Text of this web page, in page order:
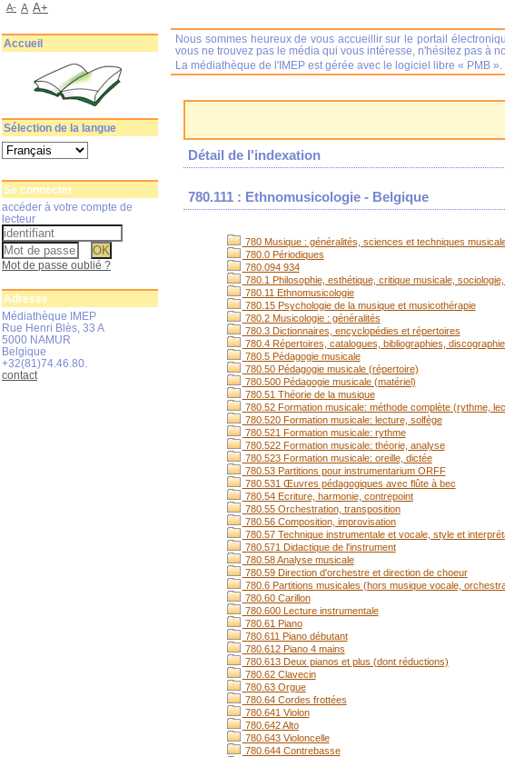
Détail de l'indexation
780.111 : Ethnomusicologie - Belgique
780 Musique : généralités, sciences et techniques
780.0 Périodiques
780.094 934
780.1 Philosophie, esthétique, critique musicale,
780.11 Ethnomusicologie
780.15 Psychologie de la musique et musicothérapie
780.2 Musicologie : généralités
780.3 Dictionnaires, encyclopédies et répertoires
780.4 Répertoires, catalogues, bibliographies,
780.5 Pédagogie musicale
780.50 Pédagogie musicale (répertoire)
780.500 Pédagogie musicale (matériel)
780.51 Théorie de la musique
780.52 Formation musicale: méthode complète (rythme,
780.520 Formation musicale: lecture, solfège
780.521 Formation musicale: rythme
780.522 Formation musicale: théorie, analyse
780.523 Formation musicale: oreille, dictée
780.53 Partitions pour instrumentarium ORFF
780.531 Œuvres pédagogiques avec flûte à bec
780.54 Ecriture, harmonie, contrepoint
780.55 Orchestration, transposition
780.56 Composition, improvisation
780.57 Technique instrumentale et vocale, style et
780.571 Didactique de l'instrument
780.58 Analyse musicale
780.59 Direction d'orchestre et direction de choeur
780.6 Partitions musicales (hors musique vocale,
780.60 Carillon
780.600 Lecture instrumentale
780.61 Piano
780.611 Piano débutant
780.612 Piano 4 mains
780.613 Deux pianos et plus (dont réductions)
780.62 Clavecin
780.63 Orgue
780.64 Cordes frottées
780.641 Violon
780.642 Alto
780.643 Violoncelle
780.644 Contrebasse
Nous sommes heureux de vous accueillir sur le portail
vous ne trouvez pas le média qui vous intéresse, n'hésitez pas à
La médiathèque de l'IMEP est gérée avec le logiciel libre « PMB ».
A- A A+
Accueil
Sélection de la langue
Se connecter
accéder à votre compte de
lecteur
Mot de passe oublié ?
Adresse
Médiathèque IMEP
Rue Henri Blès, 33 A
5000 NAMUR
Belgique
+32(81)74.46.80.
contact